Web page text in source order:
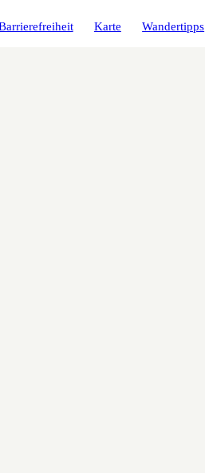
Karte Wandertipps